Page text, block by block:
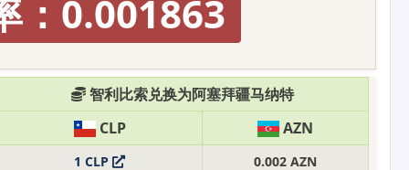
：0.001863
智利比索兑换为阿塞拜疆马纳特
CLP
AZN
1 CLP
0.002 AZN